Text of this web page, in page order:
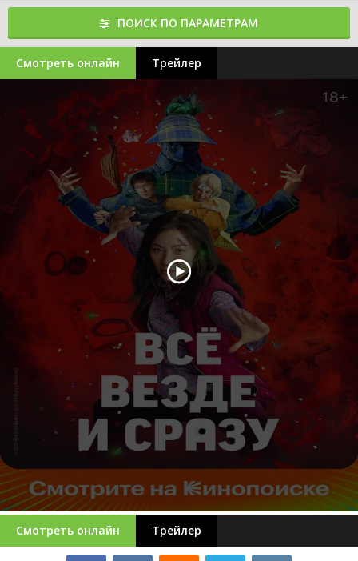
ПОИСК ПО ПАРАМЕТРАМ
Смотреть онлайн Трейлер
Смотреть онлайн Трейлер